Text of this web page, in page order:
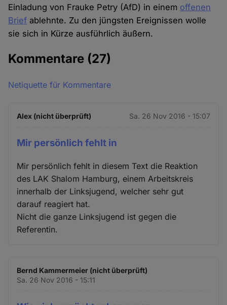
Einladung von Frauke Petry (AfD) in einem offenen
Brief ablehnte. Zu den jüngsten Ereignissen wolle
sie sich in Kürze ausführlich äußern.
Kommentare (27)
Netiquette für Kommentare
Alex (nicht überprüft) Sa. 26 Nov 2016 - 15:07
Mir persönlich fehlt in
Mir persönlich fehlt in diesem Text die Reaktion
des LAK Shalom Hamburg, einem Arbeitskreis
innerhalb der Linksjugend, welcher sehr gut
darauf reagiert hat.
Nicht die ganze Linksjugend ist gegen die
Referentin.
Bernd Kammermeier (nicht überprüft)
Sa. 26 Nov 2016 - 15:11